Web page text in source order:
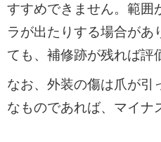
すすめできません。範囲
ラが出たりする場合があ
ても、補修跡が残れば評
なお、外装の傷は爪が引
なものであれば、マイナ